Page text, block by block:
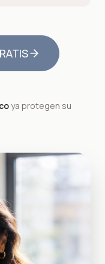
ya protegen su